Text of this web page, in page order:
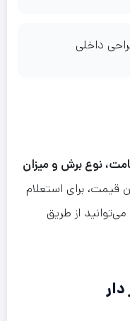
داخلی
نوع برش و میزان
قیمت، برای استعلام
از طریق